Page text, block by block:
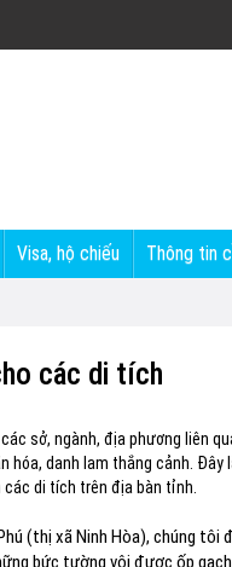
Visa, hộ chiếu Thông tin
các di tích
sở, ngành, địa phương liên
hóa, danh lam thắng cảnh.
di tích trên địa bàn tỉnh.
(thị xã Ninh Hòa), chúng tôi
bức tường vôi được ốp